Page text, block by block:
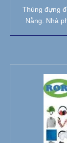
Thùng đựng
Nẵng. Nhà